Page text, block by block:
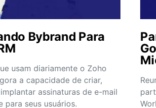
Bybrand Para
usam diariamente o Zoho
a capacidade de criar,
assinaturas de e-mail
para seus usuários.